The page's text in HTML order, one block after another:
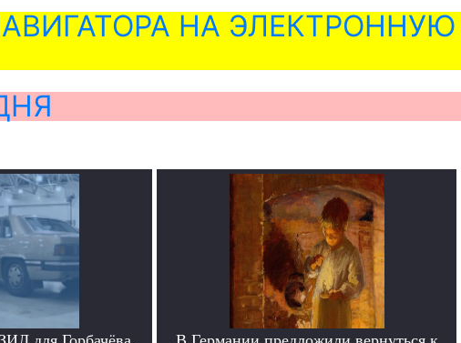
НА ЭЛЕКТРОННУЮ